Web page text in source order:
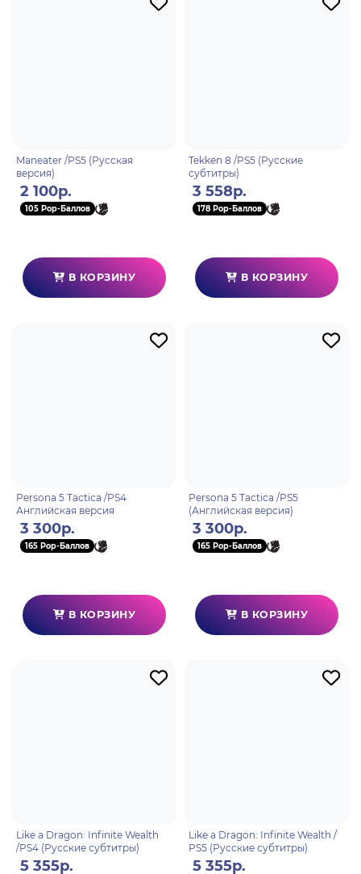
Maneater /PS5 (Русская
версия)
2 100р.
105 Pop-Баллов
В КОРЗИНУ
Tekken 8 /PS5 (Русские
субтитры)
3 558р.
178 Pop-Баллов
В КОРЗИНУ
Persona 5 Tactica /PS4
Английская версия
3 300р.
165 Pop-Баллов
В КОРЗИНУ
Persona 5 Tactica /PS5
(Английская версия)
3 300р.
165 Pop-Баллов
В КОРЗИНУ
Like a Dragon: Infinite Wealth
/PS4 (Русские субтитры)
5 355р.
Like a Dragon: Infinite Wealth /
PS5 (Русские субтитры)
5 355р.